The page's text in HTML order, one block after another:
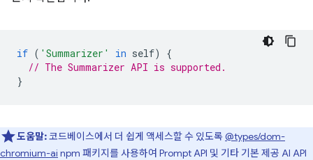
if ( 'Summarizer' in self)
{
// The Summarizer API is supported.
}
도움말:코드베이스에서 더 쉽게 액세스할 수 있도록 @types/dom-
chromium-ai npm 패키지를 사용하여 Prompt API 및 기타 기본 제공 AI API